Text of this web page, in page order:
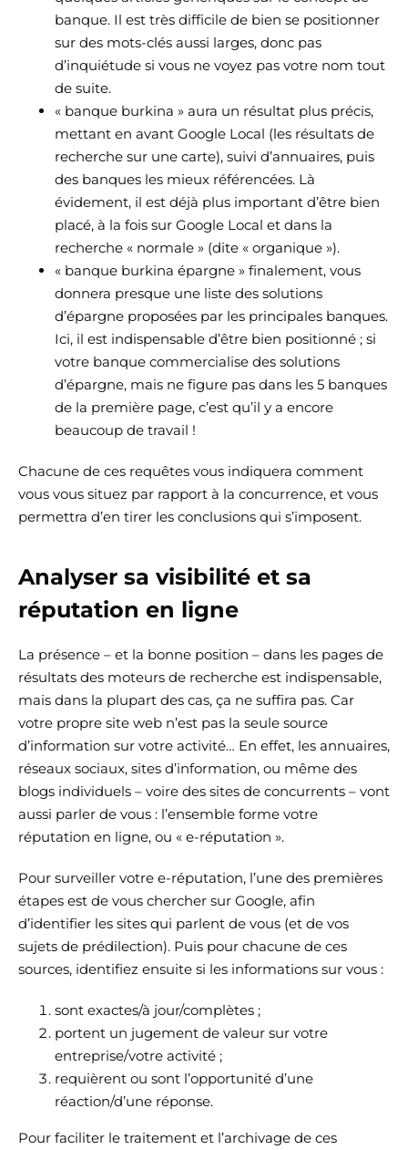
banque. Il est très difficile de bien se positionner
sur des mots-clés aussi larges, donc pas
d’inquiétude si vous ne voyez pas votre nom tout
de suite.
« banque burkina » aura un résultat plus précis,
mettant en avant Google Local (les résultats de
recherche sur une carte), suivi d’annuaires, puis
des banques les mieux référencées. Là
évidement, il est déjà plus important d’être bien
placé, à la fois sur Google Local et dans la
recherche « normale » (dite « organique »).
« banque burkina épargne » finalement, vous
donnera presque une liste des solutions
d’épargne proposées par les principales banques.
Ici, il est indispensable d’être bien positionné ; si
votre banque commercialise des solutions
d’épargne, mais ne figure pas dans les 5 banques
de la première page, c’est qu’il y a encore
beaucoup de travail !
Chacune de ces requêtes vous indiquera comment
vous vous situez par rapport à la concurrence, et vous
permettra d’en tirer les conclusions qui s’imposent.
Analyser sa visibilité et sa
réputation en ligne
La présence – et la bonne position – dans les pages de
résultats des moteurs de recherche est indispensable,
mais dans la plupart des cas, ça ne suffira pas. Car
votre propre site web n’est pas la seule source
d’information sur votre activité… En effet, les annuaires,
réseaux sociaux, sites d’information, ou même des
blogs individuels – voire des sites de concurrents – vont
aussi parler de vous : l’ensemble forme votre
réputation en ligne, ou « e-réputation ».
Pour surveiller votre e-réputation, l’une des premières
étapes est de vous chercher sur Google, afin
d’identifier les sites qui parlent de vous (et de vos
sujets de prédilection). Puis pour chacune de ces
sources, identifiez ensuite si les informations sur vous :
sont exactes/à jour/complètes ;
portent un jugement de valeur sur votre
entreprise/votre activité ;
requièrent ou sont l’opportunité d’une
réaction/d’une réponse.
Pour faciliter le traitement et l’archivage de ces